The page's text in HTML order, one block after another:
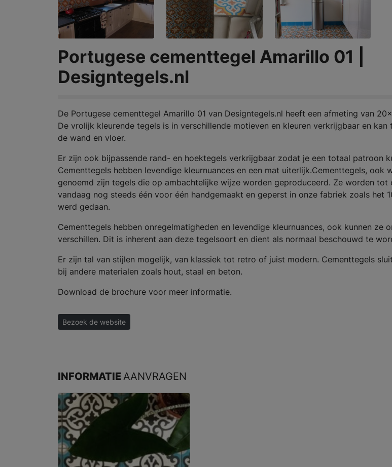
Portugese cementtegel Amarillo 01 |
Designtegels.nl
De Portugese cementtegel Amarillo 01 van Designtegels.nl heeft een afmeting van
De vrolijk kleurende tegels is in verschillende motieven en kleuren verkrijgbaar en
de wand en vloer.
Er zijn ook bijpassende rand- en hoektegels verkrijgbaar zodat je een totaal patroon
Cementtegels hebben levendige kleurnuances en een mat uiterlijk.Cementtegels, ook
genoemd zijn tegels die op ambachtelijke wijze worden geproduceerd. Ze worden tot
vandaag nog steeds één voor één handgemaakt en geperst in onze fabriek zoals het
werd gedaan.
Cementtegels hebben onregelmatigheden en levendige kleurnuances, ook kunnen ze
verschillen. Dit is inherent aan deze tegelsoort en dient als normaal beschouwd te
Er zijn tal van stijlen mogelijk, van klassiek tot retro of juist modern. Cementtegels
bij andere materialen zoals hout, staal en beton.
Download de brochure voor meer informatie.
Bezoek de website
INFORMATIE AANVRAGEN